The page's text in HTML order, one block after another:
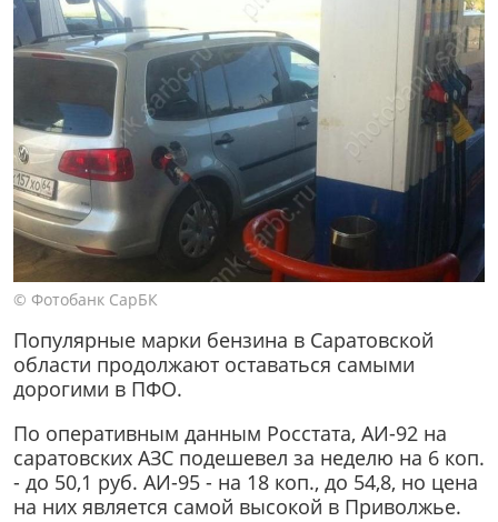
© Фотобанк СарБК
Популярные марки бензина в Саратовской
области продолжают оставаться самыми
дорогими в ПФО.
По оперативным данным Росстата, АИ-92 на
саратовских АЗС подешевел за неделю на 6 коп.
- до 50,1 руб. АИ-95 - на 18 коп., до 54,8, но цена
на них является самой высокой в Приволжье.